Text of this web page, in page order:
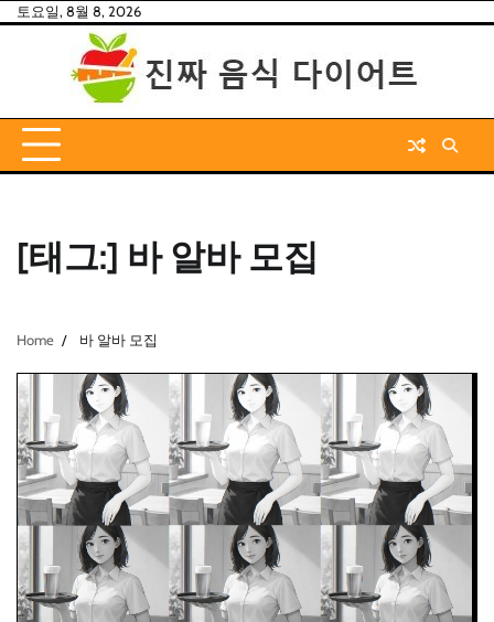
Skip토요일, 8월 8, 2026
[태그:] 바 알바 모집
Home 바 알바 모집